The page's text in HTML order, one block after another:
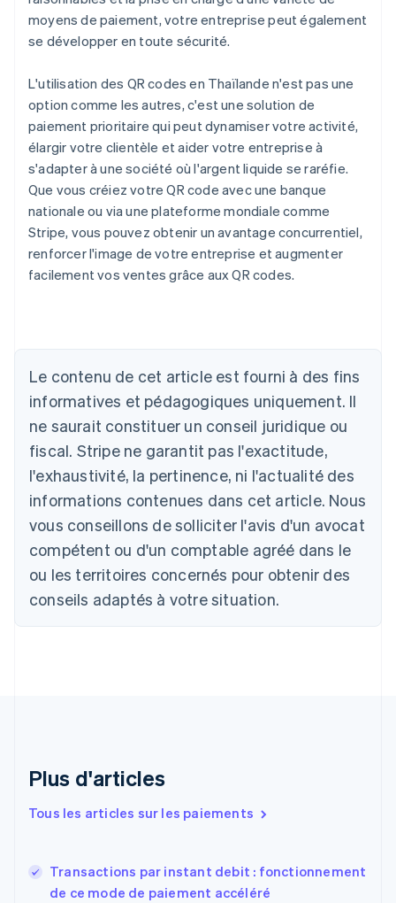
moyens de paiement, votre entreprise peut également
se développer en toute sécurité.
L'utilisation des QR codes en Thaïlande n'est pas une
option comme les autres, c'est une solution de
paiement prioritaire qui peut dynamiser votre activité,
élargir votre clientèle et aider votre entreprise à
s'adapter à une société où l'argent liquide se raréfie.
Que vous créiez votre QR code avec une banque
nationale ou via une plateforme mondiale comme
Stripe, vous pouvez obtenir un avantage concurrentiel,
renforcer l'image de votre entreprise et augmenter
facilement vos ventes grâce aux QR codes.
Le contenu de cet article est fourni à des fins
informatives et pédagogiques uniquement. Il
ne saurait constituer un conseil juridique ou
fiscal. Stripe ne garantit pas l'exactitude,
l'exhaustivité, la pertinence, ni l'actualité des
informations contenues dans cet article. Nous
vous conseillons de solliciter l'avis d'un avocat
compétent ou d'un comptable agréé dans le
ou les territoires concernés pour obtenir des
conseils adaptés à votre situation.
Plus d'articles
Tous les articles sur les paiements
Transactions par instant debit : fonctionnement
de ce mode de paiement accéléré
DeutschEnglish
Australie
English
Autriche
DeutschEnglish
NederlandsFrançaisDeutschEnglish
Brésil
Português
Bulgarie
English
Canada
Chine continentale
简体中文English
Español English
English
Finlande
EnglishSvenska